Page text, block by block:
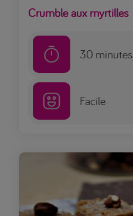
Crumble aux myrtilles
30 minutes
Facile